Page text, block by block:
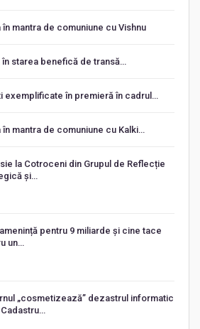
mantra de comuniune cu Vishnu
starea benefică de transă…
exemplificate în premieră în cadrul…
mantra de comuniune cu Kalki…
la Cotroceni din Grupul de Reflecție
și…
pentru 9 miliarde și cine tace
un…
„cosmetizează” dezastrul informatic